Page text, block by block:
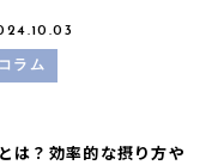
コラム
は？効率的な摂り方や